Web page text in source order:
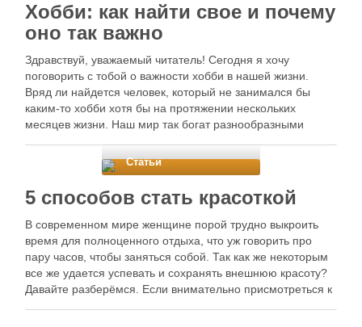
Хобби: как найти свое и почему
оно так важно
Здравствуй, уважаемый читатель! Сегодня я хочу
поговорить с тобой о важности хобби в нашей жизни.
Вряд ли найдется человек, который не занимался бы
каким-то хобби хотя бы на протяжении нескольких
месяцев жизни. Наш мир так богат разнообразными
возможность найти что-то по-настоящему интересное и
увлекательное. …
Статьи
5 способов стать красоткой
В современном мире женщине порой трудно выкроить
время для полноценного отдыха, что уж говорить про
пару часов, чтобы заняться собой. Так как же некоторым
все же удается успевать и сохранять внешнюю красоту?
Давайте разберёмся. Если внимательно присмотреться к